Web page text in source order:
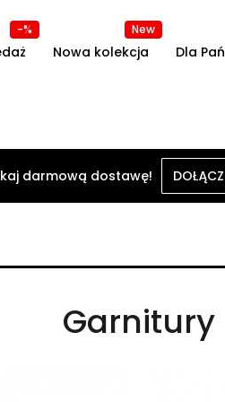
-%
Nowa kolekcja
New
Dla Pań
Garnitury
darmową dostawę! DOŁĄCZ